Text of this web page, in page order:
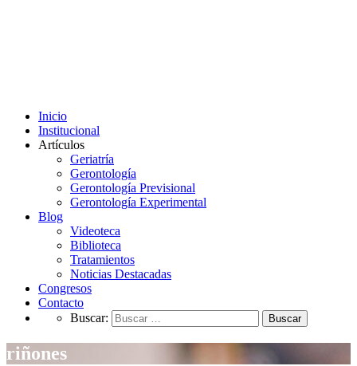
Inicio
Institucional
Artículos
Geriatría
Gerontología
Gerontología Previsional
Gerontología Experimental
Blog
Videoteca
Biblioteca
Tratamientos
Noticias Destacadas
Congresos
Contacto
Buscar:
riñones